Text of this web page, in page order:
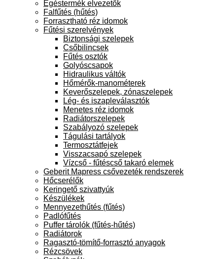
Égéstermék elvezetők
Falfűtés (hűtés)
Forrasztható réz idomok
Fűtési szerelvények
Biztonsági szelepek
Csőbilincsek
Fűtés osztók
Golyóscsapok
Hidraulikus váltók
Hőmérők-manométerek
Keverőszelepek, zónaszelepek
Lég- és iszapleválasztók
Menetes réz idomok
Radiátorszelepek
Szabályozó szelepek
Tágulási tartályok
Termosztátfejek
Visszacsapó szelepek
Vízcső - fűtéscső takaró elemek
Geberit Mapress csővezeték rendszerek
Hőcserélők
Keringető szivattyúk
Készülékek
Mennyezethűtés (fűtés)
Padlófűtés
Puffer tárolók (fűtés-hűtés)
Radiátorok
Ragasztó-tömítő-forrasztó anyagok
Rézcsövek